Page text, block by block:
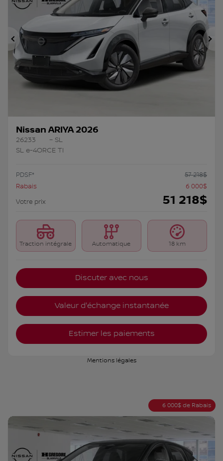
Précédent
Nissan ARIYA 2026
26233
– SL
SL e-4ORCE TI
PDSF* 57 218$
Rabais
6 000$
Votre prix
51 218$
Traction intégrale Automatique 18 km
Discuter avec nous
Valeur d'échange instantanée
Estimer les paiements
Mentions légales
6 000$ de Rabais